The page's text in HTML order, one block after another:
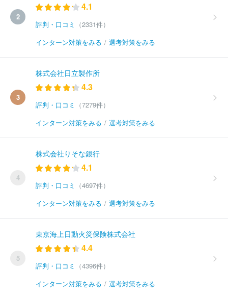
2
4.1
評判・口コミ
（2331件）
インターン対策をみる / 選考対策をみる
3
株式会社日立製作所
4.3
評判・口コミ
（7279件）
インターン対策をみる / 選考対策をみる
4
株式会社りそな銀行
4.1
評判・口コミ
（4697件）
インターン対策をみる / 選考対策をみる
5
東京海上日動火災保険株式会社
4.4
評判・口コミ
（4396件）
インターン対策をみる / 選考対策をみる